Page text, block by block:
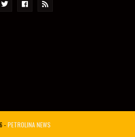
-PETROLINA NEWS